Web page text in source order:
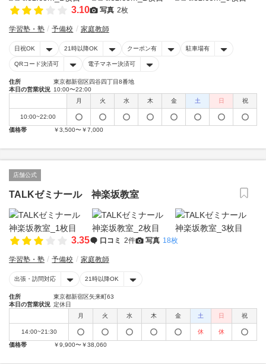
3.10 写真 2枚
学習塾・塾 予備校 家庭教師
日祝OK 21時以降OK クーポン有 駐車場有
QRコード決済可 電子マネー決済可
住所
東京都新宿区四谷四丁目8番地
本日の営業状況 10:00〜22:00
月
火 水 木 金 土 日 祝
10:00~22:00
価格帯
￥3,500〜￥7,000
店舗公式
TALKゼミナール 神楽坂教室
3.35 口コミ 2件 写真 18枚
学習塾・塾 予備校 家庭教師
出張・訪問対応 21時以降OK
住所
東京都新宿区矢来町63
本日の営業状況 定休日
月
火 水 木 金 土 日 祝
14:00~21:30 休
休
価格帯
￥9,900〜￥38,060